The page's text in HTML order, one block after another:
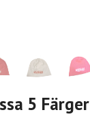
5 Färger